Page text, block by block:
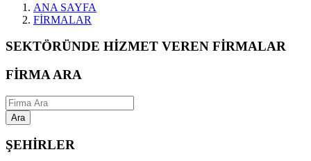
ANA SAYFA
FİRMALAR
SEKTÖRÜNDE HİZMET VEREN FİRMALAR
FİRMA ARA
Ara
ŞEHİRLER